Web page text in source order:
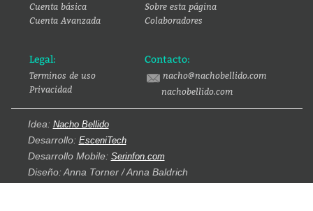
Cuenta básica
Cuenta Avanzada
Sobre esta página
Colaboradores
Legal:
Terminos de uso
Privacidad
Contacto:
nacho@nachobellido.com
nachobellido.com
Idea: Nacho Bellido
Desarrollo: EsceniTech
Desarrollo Mobile: Serinfon.com
Diseño: Anna Torner / Anna Baldrich